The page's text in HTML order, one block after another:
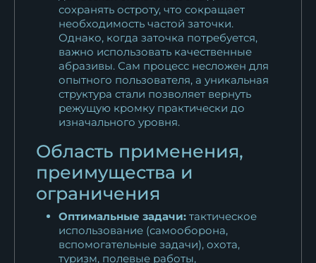
сохранять остроту, что сокращает
необходимость частой заточки.
Однако, когда заточка потребуется,
важно использовать качественные
абразивы. Сам процесс несложен для
опытного пользователя, а уникальная
структура стали позволяет вернуть
режущую кромку практически до
изначального уровня.
Область применения,
преимущества и
ограничения
Оптимальные задачи: тактическое
использование (самооборона,
вспомогательные задачи), охота,
туризм, полевые работы,